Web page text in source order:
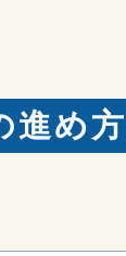
進め方